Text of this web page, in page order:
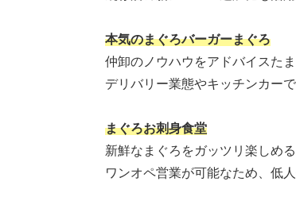
本気のまぐろバーガーまぐろ
仲卸のノウハウをアドバイスた
デリバリー業態やキッチンカー
まぐろお刺身食堂
新鮮なまぐろをガッツリ楽しめ
ワンオペ営業が可能なため、低